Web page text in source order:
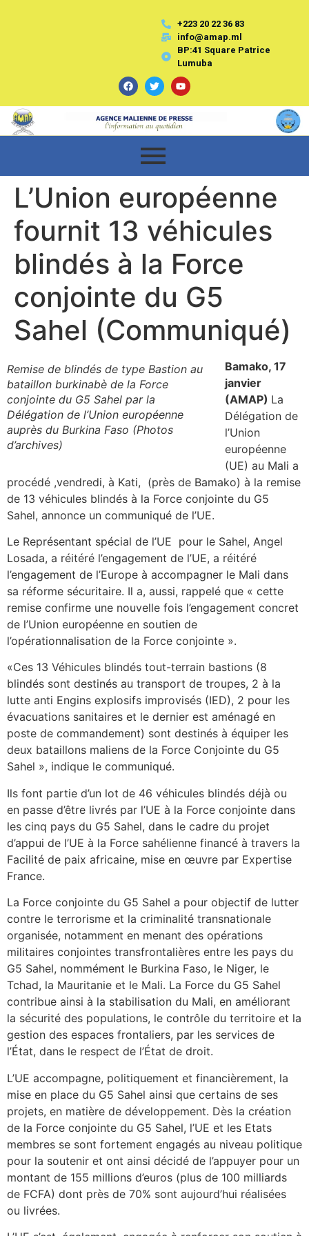
+223 20 22 36 83
info@amap.ml
BP:41 Square Patrice
Lumuba
L’Union européenne
fournit 13 véhicules
blindés à la Force
conjointe du G5
Sahel (Communiqué)
Remise de blindés de type Bastion au
bataillon burkinabè de la Force
conjointe du G5 Sahel par la
Délégation de l’Union européenne
auprès du Burkina Faso (Photos
d’archives)
Bamako, 17
janvier
(AMAP) La
Délégation de
l’Union
européenne
(UE) au Mali a
procédé ,vendredi, à Kati, (près de Bamako) à la remise
de 13 véhicules blindés à la Force conjointe du G5
Sahel, annonce un communiqué de l’UE.
Le Représentant spécial de l’UE pour le Sahel, Angel
Losada, a réitéré l’engagement de l’UE, a réitéré
l’engagement de l’Europe à accompagner le Mali dans
sa réforme sécuritaire. Il a, aussi, rappelé que « cette
remise confirme une nouvelle fois l’engagement concret
de l’Union européenne en soutien de
l’opérationnalisation de la Force conjointe ».
«Ces 13 Véhicules blindés tout-terrain bastions (8
blindés sont destinés au transport de troupes, 2 à la
lutte anti Engins explosifs improvisés (IED), 2 pour les
évacuations sanitaires et le dernier est aménagé en
poste de commandement) sont destinés à équiper les
deux bataillons maliens de la Force Conjointe du G5
Sahel », indique le communiqué.
Ils font partie d’un lot de 46 véhicules blindés déjà ou
en passe d’être livrés par l’UE à la Force conjointe dans
les cinq pays du G5 Sahel, dans le cadre du projet
d’appui de l’UE à la Force sahélienne financé à travers la
Facilité de paix africaine, mise en œuvre par Expertise
France.
La Force conjointe du G5 Sahel a pour objectif de lutter
contre le terrorisme et la criminalité transnationale
organisée, notamment en menant des opérations
militaires conjointes transfrontalières entre les pays du
G5 Sahel, nommément le Burkina Faso, le Niger, le
Tchad, la Mauritanie et le Mali. La Force du G5 Sahel
contribue ainsi à la stabilisation du Mali, en améliorant
la sécurité des populations, le contrôle du territoire et la
gestion des espaces frontaliers, par les services de
l’État, dans le respect de l’État de droit.
L’UE accompagne, politiquement et financièrement, la
mise en place du G5 Sahel ainsi que certains de ses
projets, en matière de développement. Dès la création
de la Force conjointe du G5 Sahel, l’UE et les Etats
membres se sont fortement engagés au niveau politique
pour la soutenir et ont ainsi décidé de l’appuyer pour un
montant de 155 millions d’euros (plus de 100 milliards
de FCFA) dont près de 70% sont aujourd’hui réalisées
ou livrées.